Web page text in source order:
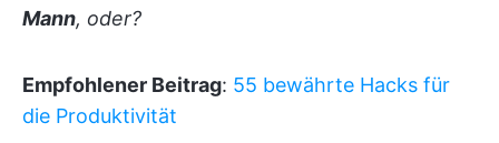
Mann, oder?
Empfohlener Beitrag: 55 bewährte Hacks für
die Produktivität